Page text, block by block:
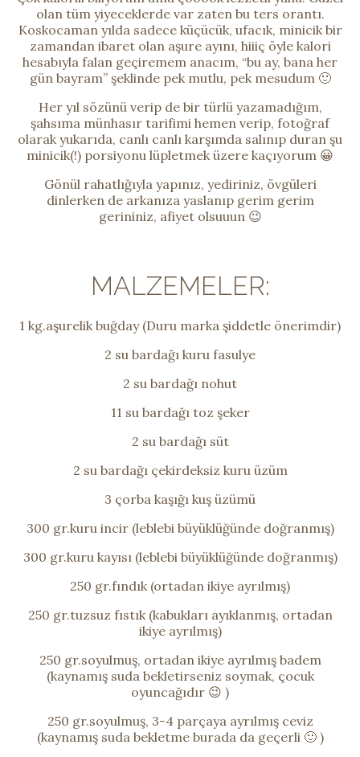
olan tüm yiyeceklerde var zaten bu ters orantı.
Koskocaman yılda sadece küçücük, ufacık, minicik bir
zamandan ibaret olan aşure ayını, hiiiç öyle kalori
hesabıyla falan geçiremem anacım, “bu ay, bana her
gün bayram” şeklinde pek mutlu, pek mesudum 🙂
Her yıl sözünü verip de bir türlü yazamadığım,
şahsıma münhasır tarifimi hemen verip, fotoğraf
olarak yukarıda, canlı canlı karşımda salınıp duran şu
minicik(!) porsiyonu lüpletmek üzere kaçıyorum 😀
Gönül rahatlığıyla yapınız, yediriniz, övgüleri
dinlerken de arkanıza yaslanıp gerim gerim
gerininiz, afiyet olsuuun 😉
MALZEMELER:
1 kg.aşurelik buğday (Duru marka şiddetle önerimdir)
2 su bardağı kuru fasulye
2 su bardağı nohut
11 su bardağı toz şeker
2 su bardağı süt
2 su bardağı çekirdeksiz kuru üzüm
3 çorba kaşığı kuş üzümü
300 gr.kuru incir (leblebi büyüklüğünde doğranmış)
300 gr.kuru kayısı (leblebi büyüklüğünde doğranmış)
250 gr.fındık (ortadan ikiye ayrılmış)
250 gr.tuzsuz fıstık (kabukları ayıklanmış, ortadan
ikiye ayrılmış)
250 gr.soyulmuş, ortadan ikiye ayrılmış badem
(kaynamış suda bekletirseniz soymak, çocuk
oyuncağıdır 😉 )
250 gr.soyulmuş, 3-4 parçaya ayrılmış ceviz
(kaynamış suda bekletme burada da geçerli 🙂 )